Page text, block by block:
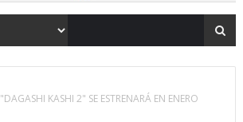
"DAGASHI KASHI 2" SE ESTRENARÁ EN ENERO